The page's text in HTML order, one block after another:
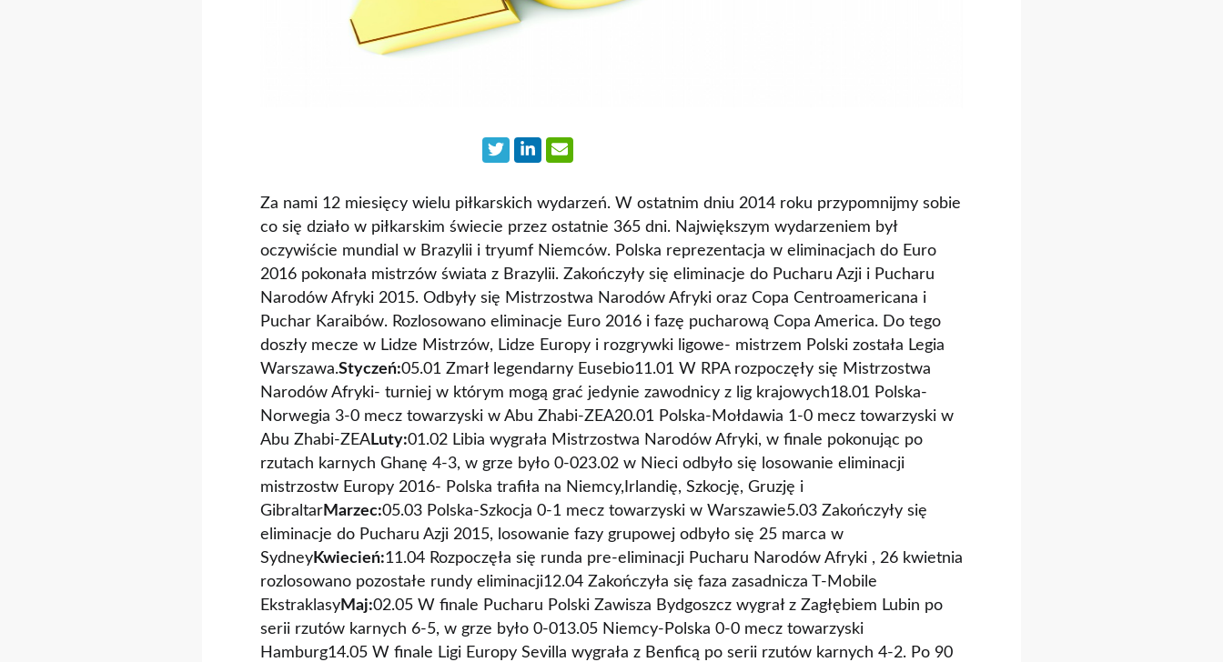
Za nami 12 miesięcy wielu piłkarskich wydarzeń. W ostatnim dniu 2014 roku przypomnijmy sobie
co się działo w piłkarskim świecie przez ostatnie 365 dni. Największym wydarzeniem był
oczywiście mundial w Brazylii i tryumf Niemców. Polska reprezentacja w eliminacjach do Euro
2016 pokonała mistrzów świata z Brazylii. Zakończyły się eliminacje do Pucharu Azji i Pucharu
Narodów Afryki 2015. Odbyły się Mistrzostwa Narodów Afryki oraz Copa Centroamericana i
Puchar Karaibów. Rozlosowano eliminacje Euro 2016 i fazę pucharową Copa America. Do tego
doszły mecze w Lidze Mistrzów, Lidze Europy i rozgrywki ligowe- mistrzem Polski została Legia
Warszawa.Styczeń:05.01 Zmarł legendarny Eusebio11.01 W RPA rozpoczęły się Mistrzostwa
Narodów Afryki- turniej w którym mogą grać jedynie zawodnicy z lig krajowych18.01 Polska-
Norwegia 3-0 mecz towarzyski w Abu Zhabi-ZEA20.01 Polska-Mołdawia 1-0 mecz towarzyski w
Abu Zhabi-ZEALuty:01.02 Libia wygrała Mistrzostwa Narodów Afryki, w finale pokonując po
rzutach karnych Ghanę 4-3, w grze było 0-023.02 w Nieci odbyło się losowanie eliminacji
mistrzostw Europy 2016- Polska trafiła na Niemcy,Irlandię, Szkocję, Gruzję i
GibraltarMarzec:05.03 Polska-Szkocja 0-1 mecz towarzyski w Warszawie5.03 Zakończyły się
eliminacje do Pucharu Azji 2015, losowanie fazy grupowej odbyło się 25 marca w
SydneyKwiecień:11.04 Rozpoczęła się runda pre-eliminacji Pucharu Narodów Afryki , 26 kwietnia
rozlosowano pozostałe rundy eliminacji12.04 Zakończyła się faza zasadnicza T-Mobile
EkstraklasyMaj:02.05 W finale Pucharu Polski Zawisza Bydgoszcz wygrał z Zagłębiem Lubin po
serii rzutów karnych 6-5, w grze było 0-013.05 Niemcy-Polska 0-0 mecz towarzyski
Hamburg14.05 W finale Ligi Europy Sevilla wygrała z Benficą po serii rzutów karnych 4-2. Po 90